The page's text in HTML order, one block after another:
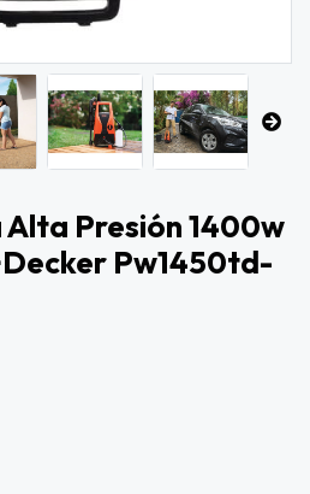
Presión 1400w
Pw1450td-